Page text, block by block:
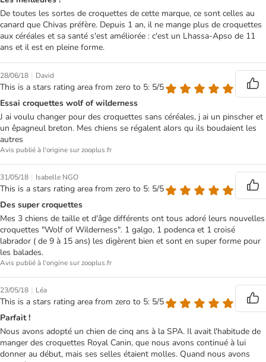
De toutes les sortes de croquettes de cette marque, ce sont celles au
canard que Chivas préfère. Depuis 1 an, il ne mange plus de croquettes
aux céréales et sa santé s'est améliorée : c'est un Lhassa-Apso de 11
ans et il est en pleine forme.
28/06/18 | David
This is a stars rating area from zero to 5: 5/5
Essai croquettes wolf of wilderness
J ai voulu changer pour des croquettes sans céréales, j ai un pinscher et
un êpagneul breton. Mes chiens se régalent alors qu ils boudaient les
autres
Avis publié à l'origine sur zooplus.fr
31/05/18 | Isabelle NGO
This is a stars rating area from zero to 5: 5/5
Des super croquettes
Mes 3 chiens de taille et d'âge différents ont tous adoré leurs nouvelles
croquettes "Wolf of Wilderness". 1 galgo, 1 podenca et 1 croisé
labrador ( de 9 à 15 ans) les digèrent bien et sont en super forme pour
les balades.
Avis publié à l'origine sur zooplus.fr
23/05/18 | Léa
This is a stars rating area from zero to 5: 5/5
Parfait !
Nous avons adopté un chien de cinq ans à la SPA. Il avait l'habitude de
manger des croquettes Royal Canin, que nous avons continué à lui
donner au début, mais ses selles étaient molles. Quand nous avons